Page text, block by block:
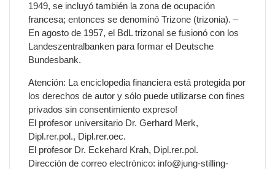
1949, se incluyó también la zona de ocupación
francesa; entonces se denominó Trizone (trizonia). –
En agosto de 1957, el BdL trizonal se fusionó con los
Landeszentralbanken para formar el Deutsche
Bundesbank.
Atención: La enciclopedia financiera está protegida por
los derechos de autor y sólo puede utilizarse con fines
privados sin consentimiento expreso!
El profesor universitario Dr. Gerhard Merk,
Dipl.rer.pol., Dipl.rer.oec.
El profesor Dr. Eckehard Krah, Dipl.rer.pol.
Dirección de correo electrónico: info@jung-stilling-